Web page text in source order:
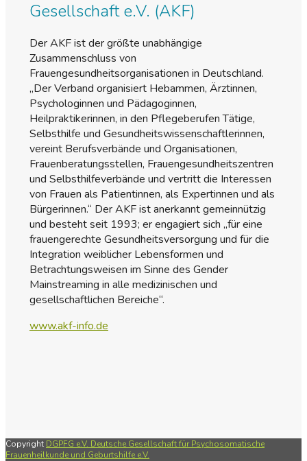
Gesellschaft e.V. (AKF)
Der AKF ist der größte unabhängige
Zusammenschluss von
Frauengesundheitsorganisationen in Deutschland.
„Der Verband organisiert Hebammen, Ärztinnen,
Psychologinnen und Pädagoginnen,
Heilpraktikerinnen, in den Pflegeberufen Tätige,
Selbsthilfe und Gesundheitswissenschaftlerinnen,
vereint Berufsverbände und Organisationen,
Frauenberatungsstellen, Frauengesundheitszentren
und Selbsthilfeverbände und vertritt die Interessen
von Frauen als Patientinnen, als Expertinnen und als
Bürgerinnen.“ Der AKF ist anerkannt gemeinnützig
und besteht seit 1993; er engagiert sich „für eine
frauengerechte Gesundheitsversorgung und für die
Integration weiblicher Lebensformen und
Betrachtungsweisen im Sinne des Gender
Mainstreaming in alle medizinischen und
gesellschaftlichen Bereiche“.
www.akf-info.de
Copyright DGPFG e.V. Deutsche Gesellschaft für Psychosomatische
Frauenheilkunde und Geburtshilfe e.V.